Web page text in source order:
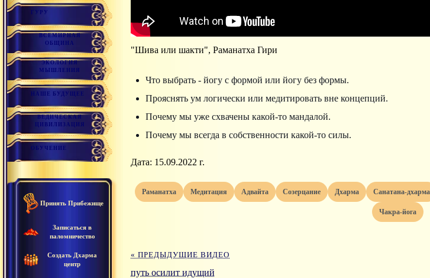
ГУРУ
ВСЕМИРНАЯ
ОБЩИНА
ЭКОЛОГИЯ
МЫШЛЕНИЯ
НАШЕ БУДУЩЕЕ
ВЕДИЧЕСКАЯ
ЦИВИЛИЗАЦИЯ
ОБУЧЕНИЕ
Принять Прибежище
Записаться в
паломничество
Создать Дхарма
центр
"Шива или шакти", Раманатха Гири
Что выбрать - йогу с формой или йогу без формы.
Прояснять ум логически или медитировать вне концепций.
Почему мы уже схвачены какой-то мандалой.
Почему мы всегда в собственности какой-то силы.
Дата: 15.09.2022 г.
раманатха медитация адвайта созерцание дхарма санатана-дхарма
чакра-йога
« ПРЕДЫДУЩИЕ ВИДЕО
путь осилит идущий